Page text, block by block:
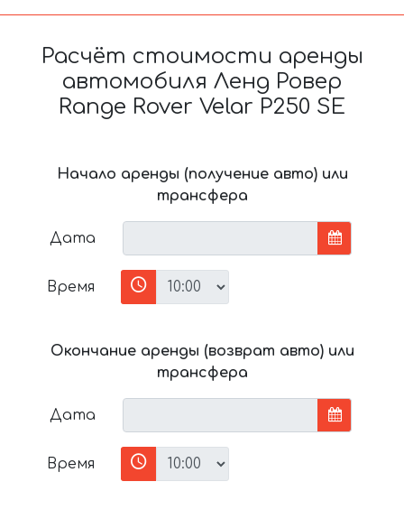
Расчёт стоимости аренды
автомобиля Ленд Ровер
Range Rover Velar P250 SE
Начало аренды (получение авто) или
трансфера
Дата
Время
Окончание аренды (возврат авто) или
трансфера
Дата
Время